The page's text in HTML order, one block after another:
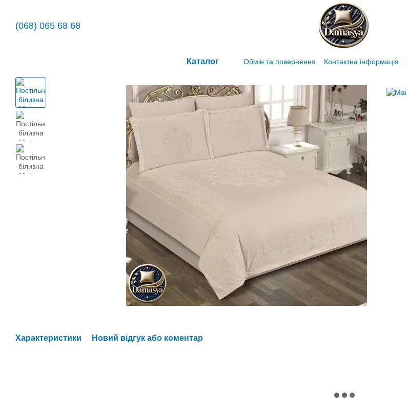
(068) 065 68 68
Каталог Обмін та повернення Контактна інформація
Характеристики Новий відгук або коментар